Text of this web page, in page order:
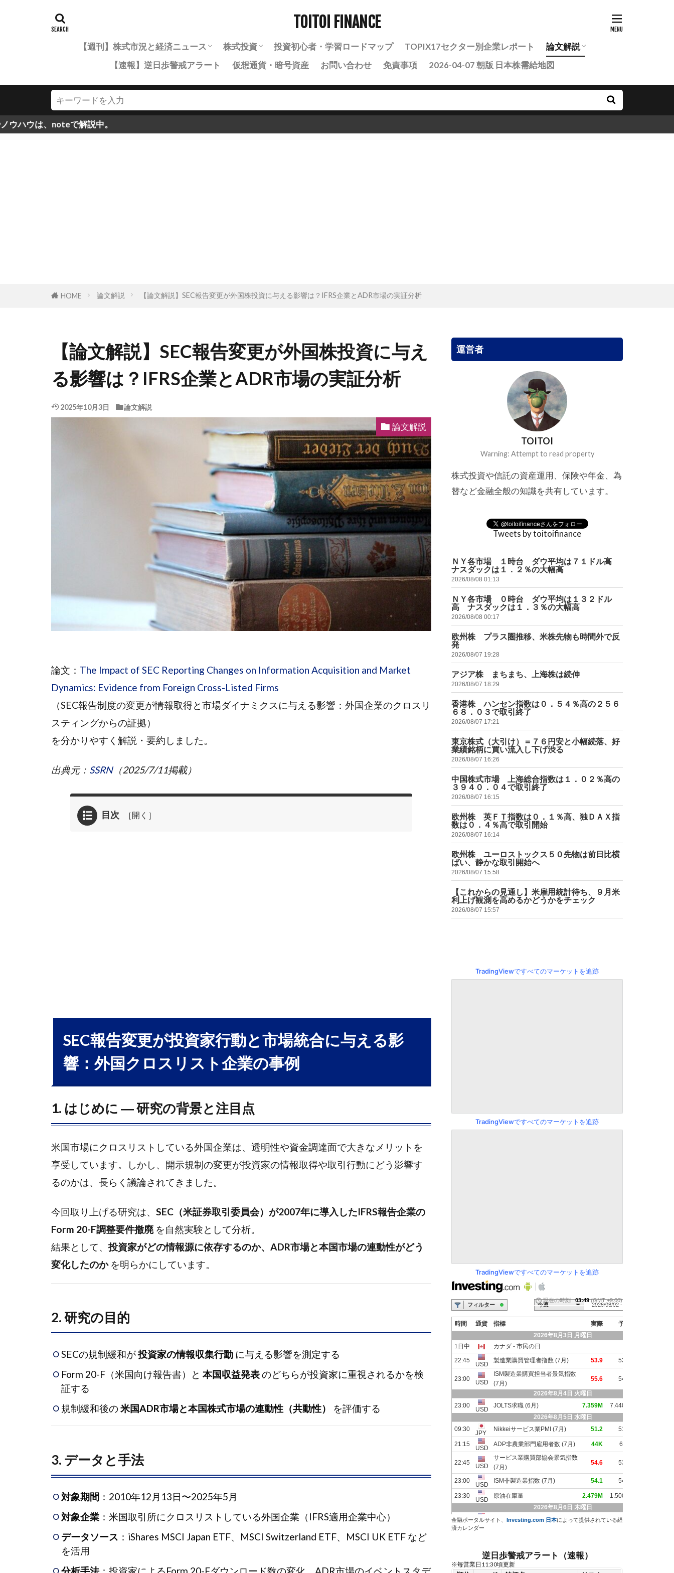
TOITOI FINANCE
【週刊】株式市況と経済ニュース
市況年間レポート一覧
四半期市況まとめ
月次市況まとめ
株式投資
株式投資の基礎知識
株式投資の実践・戦略
銘柄分析ノート
自動売買・BOT運用
投資初心者・学習ロードマップ TOPIX17セクター別企業レポート 論文解説
投資家のための最新研究論文ま
【速報】逆日歩警戒アラート 仮想通貨・暗号資産 お問い合わせ 免責事項 2026-04-07 朝版 日本株需給地図
noteで解説中。
HOME 論文解説 【論文解説】SEC報告変更が外国株投資に与える影響は？IFRS企業とADR市場の実証分析
【論文解説】SEC報告変更が外国株投資に与え
る影響は？IFRS企業とADR市場の実証分析
2025年10月3日 論文解説
論文解説
論文： The Impact of SEC Reporting Changes on Information Acquisition and Market
Dynamics: Evidence from Foreign Cross-Listed Firms
（SEC報告制度の変更が情報取得と市場ダイナミクスに与える影響：外国企業のクロスリ
スティングからの証拠）
を分かりやすく解説・要約しました。
出典元： SSRN（2025/7/11掲載）
目次
スリ
スト
企業
の事
例
1. は
じめ
に ―
研究
の背
景と
注目
1.2
2. 研
究の
目的
1.3
3. デ
法
4. 主
果
(1)
Form
少
1.4.2
(2)
場の反
SEC報告変更が投資家行動と市場統合に与える影
響：外国クロスリスト企業の事例
1. はじめに ― 研究の背景と注目点
米国市場にクロスリストしている外国企業は、透明性や資金調達面で大きなメリットを
享受しています。しかし、開示規制の変更が投資家の情報取得や取引行動にどう影響す
るのかは、長らく議論されてきました。
今回取り上げる研究は、 SEC（米証券取引委員会）が2007年に導入したIFRS報告企業の
Form 20-F調整要件撤廃を自然実験として分析。
結果として、投資家がどの情報源に依存するのか、ADR市場と本国市場の連動性がどう
変化したのかを明らかにしています。
2. 研究の目的
SECの規制緩和が投資家の情報収集行動 に与える影響を測定する
Form 20-F（米国向け報告書）と本国収益発表のどちらが投資家に重視されるかを検
証する
規制緩和後の米国ADR市場と本国株式市場の連動性（共動性） を評価する
3. データと手法
対象期間 ：2010年12月13日〜2025年5月
対象企業 ：米国取引所にクロスリストしている外国企業（IFRS適用企業中心）
データソース ：iShares MSCI Japan ETF、MSCI Switzerland ETF、MSCI UK ETF など
を活用
運営者
TOITOI
Warning: Attempt to read property
株式投資や信託の資産運用、保険や年金、為
替など金融全般の知識を共有しています。
Tweets by toitoifinance
ＮＹ各市場 １時台 ダウ平均は７１ドル高
ナスダックは１．２％の大幅高
2026/08/08 01:13
ＮＹ各市場 ０時台 ダウ平均は１３２ドル
高 ナスダックは１．３％の大幅高
2026/08/08 00:17
欧州株 プラス圏推移、米株先物も時間外で反
発
2026/08/07 19:28
アジア株 まちまち、上海株は続伸
2026/08/07 18:29
香港株 ハンセン指数は０．５４％高の２５６
６８．０３で取引終了
2026/08/07 17:21
東京株式（大引け）＝７６円安と小幅続落、好
業績銘柄に買い流入し下げ渋る
2026/08/07 16:26
中国株式市場 上海総合指数は１．０２％高の
３９４０．０４で取引終了
2026/08/07 16:15
欧州株 英ＦＴ指数は０．１％高、独ＤＡＸ指
数は０．４％高で取引開始
2026/08/07 16:14
欧州株 ユーロストックス５０先物は前日比横
ばい、静かな取引開始へ
2026/08/07 15:58
【これからの見通し】米雇用統計待ち、９月米
利上げ観測を高めるかどうかをチェック
2026/08/07 15:57
TradingViewですべてのマーケットを追跡
TradingViewですべてのマーケットを追跡
TradingViewですべてのマーケットを追跡
金融ポータルサイト、 Investing.com 日本によって提供されている経
済カレンダー
逆日歩警戒アラート（速報）
※毎営業日11:30頃更新